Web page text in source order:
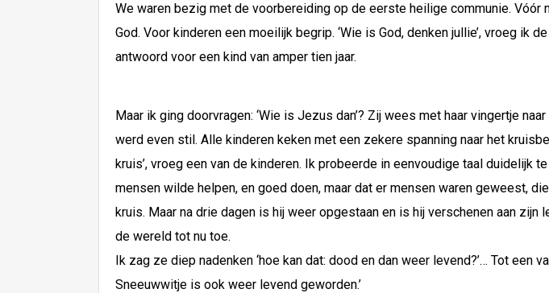
We waren bezig met de voorbereiding op de eerste heilige communie. Vóór
God. Voor kinderen een moeilijk begrip. ‘Wie is God, denken jullie’, vroeg ik
antwoord voor een kind van amper tien jaar.
Maar ik ging doorvragen: ‘Wie is Jezus dan’? Zij wees met haar vingertje
werd even stil. Alle kinderen keken met een zekere spanning naar het
kruis’, vroeg een van de kinderen. Ik probeerde in eenvoudige taal
mensen wilde helpen, en goed doen, maar dat er mensen waren geweest,
kruis. Maar na drie dagen is hij weer opgestaan en is hij verschenen aan
de wereld tot nu toe.
Ik zag ze diep nadenken ‘hoe kan dat: dood en dan weer levend?’… Tot
Sneeuwwitje is ook weer levend geworden.’